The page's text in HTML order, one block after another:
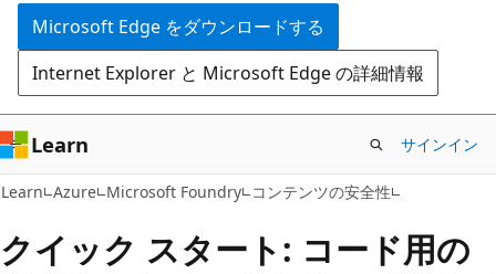
ツ
に
ス
キ
ッ
プ
Microsoft Edge をダウンロードする
Internet Explorer と Microsoft Edge の詳細情報
Learn サインイン
Learn Azure Microsoft Foundry コンテンツの安全性
クイック スタート: コード用の